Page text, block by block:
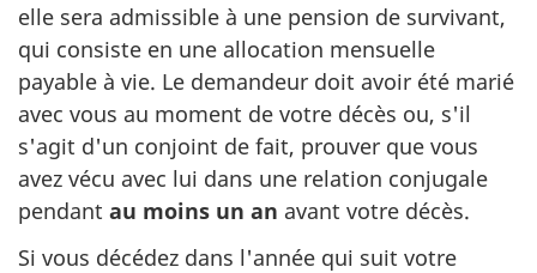
elle sera admissible à une pension de survivant,
qui consiste en une allocation mensuelle
payable à vie. Le demandeur doit avoir été marié
avec vous au moment de votre décès ou, s'il
s'agit d'un conjoint de fait, prouver que vous
avez vécu avec lui dans une relation conjugale
pendant au moins un an avant votre décès.
Si vous décédez dans l'année qui suit votre